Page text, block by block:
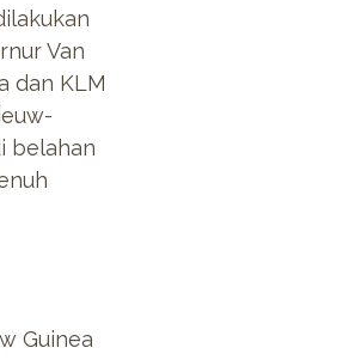
Van
dan KLM
belahan
Guinea